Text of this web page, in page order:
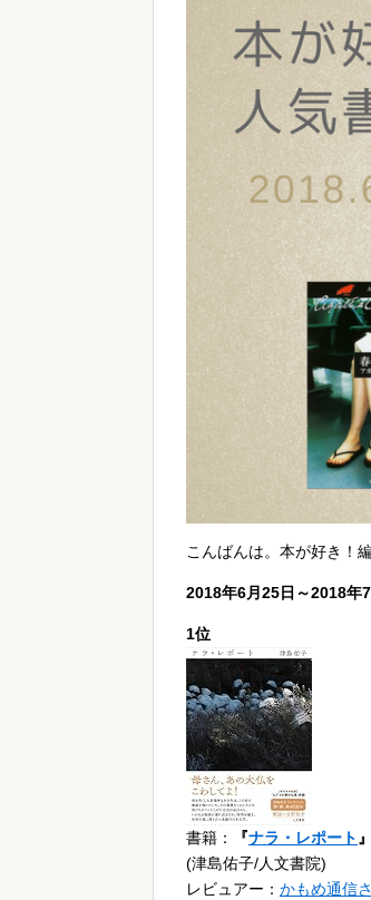
こんばんは。本が好き！
2018年6月25日～2018年
1位
書籍： 『ナラ・レポート』
(津島佑子/人文書院)
レビュアー： かもめ通信